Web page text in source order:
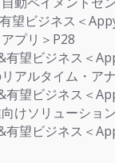
望ビジネス＜
プリ＞P28
有望ビジネス＜
アルタイム・ア
有望ビジネス＜
けソリューショ
有望ビジネス＜